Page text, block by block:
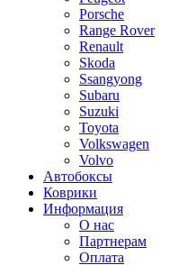
Porsche
Range Rover
Renault
Skoda
Ssangyong
Subaru
Suzuki
Toyota
Volkswagen
Volvo
Автобоксы
Коврики
Информация
О нас
Партнерам
Оплата